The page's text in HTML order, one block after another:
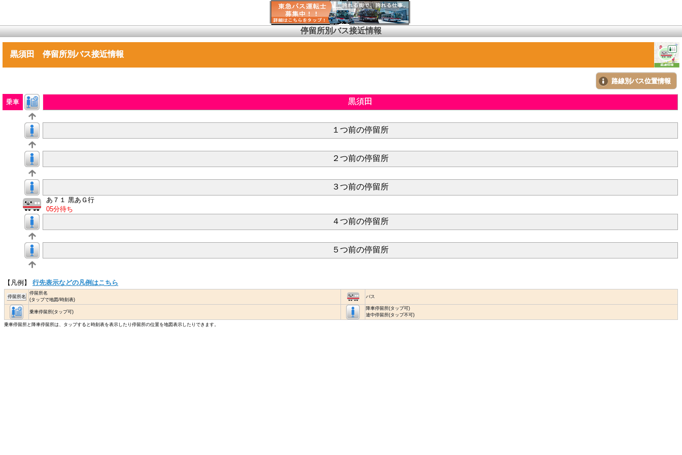
停留所別バス接近情報
黒須田 停留所別バス接近情報
路線別バス位置情報
乗車 黒須田
１つ前の停留所
２つ前の停留所
３つ前の停留所
あ７１ 黒あＧ行
05分待ち
４つ前の停留所
５つ前の停留所
【凡例】 行先表示などの凡例はこちら
停留所名
停留所名
(タップで地図/時刻表)
バス
乗車停留所(タップ可)
降車停留所(タップ可)
途中停留所(タップ不可)
乗車停留所と降車停留所は、タップすると時刻表を表示したり停留所の位置を地図表示したりできます。